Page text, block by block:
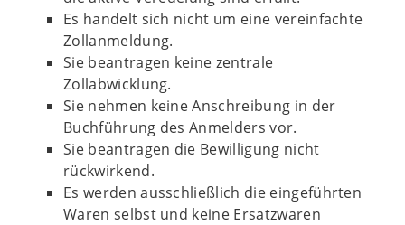
Es handelt sich nicht um eine vereinfachte
Zollanmeldung.
Sie beantragen keine zentrale
Zollabwicklung.
Sie nehmen keine Anschreibung in der
Buchführung des Anmelders vor.
Sie beantragen die Bewilligung nicht
rückwirkend.
Es werden ausschließlich die eingeführten
Waren selbst und keine Ersatzwaren